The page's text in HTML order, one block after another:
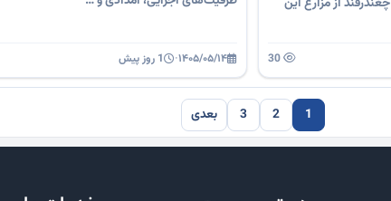
۱۴۰۵/۰۵/۱۴· 1 روز پیش
1
2
3 بعدی